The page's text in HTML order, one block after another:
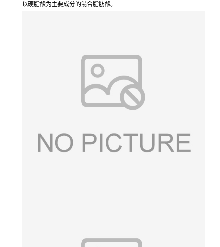
以硬脂酸为主要成分的混合脂肪酸。